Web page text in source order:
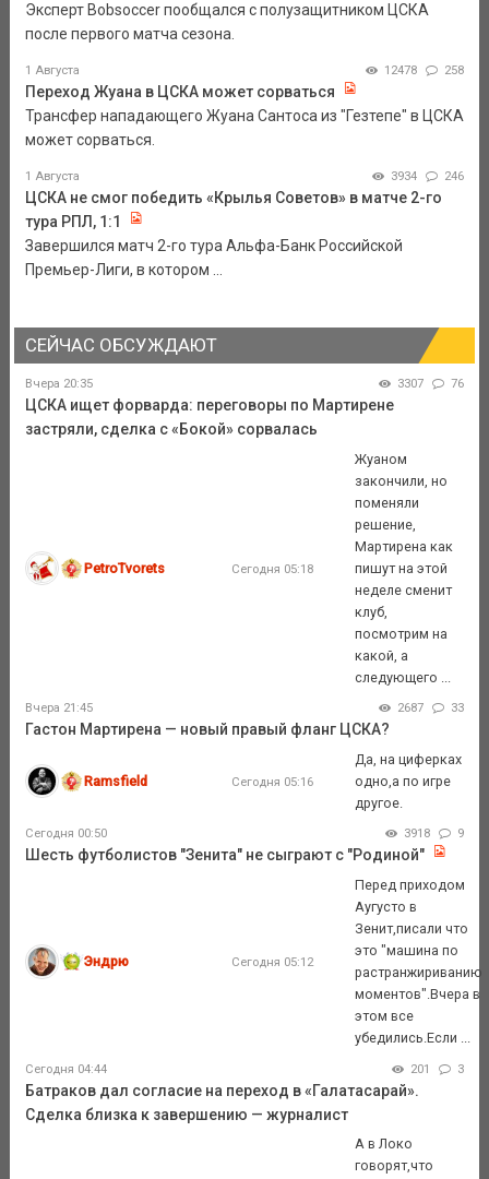
Эксперт Bobsoccer пообщался с полузащитником ЦСКА
после первого матча сезона.
1 Августа 12478 258
Переход Жуана в ЦСКА может сорваться
Трансфер нападающего Жуана Сантоса из "Гезтепе" в ЦСКА
может сорваться.
1 Августа 3934 246
ЦСКА не смог победить «Крылья Советов» в матче 2-го
тура РПЛ, 1:1
Завершился матч 2-го тура Альфа-Банк Российской
Премьер-Лиги, в котором ...
СЕЙЧАС ОБСУЖДАЮТ
Вчера 20:35 3307 76
ЦСКА ищет форварда: переговоры по Мартирене
застряли, сделка с «Бокой» сорвалась
PetroTvorets Сегодня 05:18
Жуаном
закончили, но
поменяли
решение,
Мартирена как
пишут на этой
неделе сменит
клуб,
посмотрим на
какой, а
следующего ...
Вчера 21:45 2687 33
Гастон Мартирена — новый правый фланг ЦСКА?
Ramsfield Сегодня 05:16
Да, на циферках
одно,а по игре
другое.
Сегодня 00:50 3918 9
Шесть футболистов "Зенита" не сыграют с "Родиной"
Эндрю Сегодня 05:12
Перед приходом
Аугусто в
Зенит,писали что
это "машина по
растранжириванию
моментов".Вчера в
этом все
убедились.Если ...
Сегодня 04:44 201 3
Батраков дал согласие на переход в «Галатасарай».
Сделка близка к завершению — журналист
А в Локо
говорят,что